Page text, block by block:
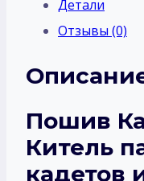
Детали
Отзывы (0)
Пошив
Китель
кадетов